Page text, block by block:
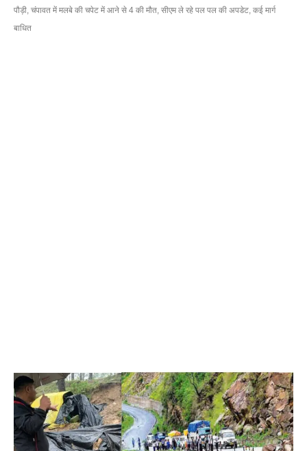
पौड़ी, चंपावत में मलबे की चपेट में आने से 4 की मौत, सीएम ले रहे पल पल की अपडेट, कई मार्ग
बाधित